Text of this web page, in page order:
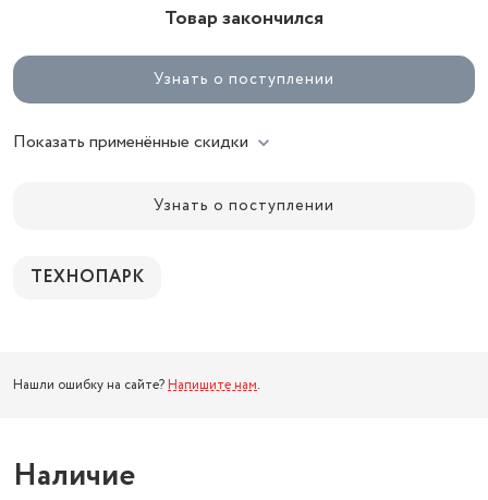
Товар закончился
Узнать о поступлении
Показать применённые скидки
Узнать о поступлении
ТЕХНОПАРК
Нашли ошибку на сайте? Напишите нам.
Наличие